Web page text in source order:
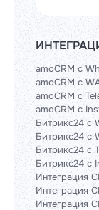
amoCRM с
amoCRM с
amoCRM с
amoCRM с
Битрикс24 с
Битрикс24 с
Битрикс24 с
Битрикс24 с
Интеграция
Интеграция
Интеграция